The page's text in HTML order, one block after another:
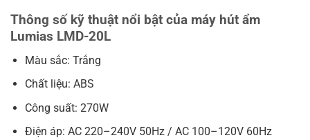
Thông số kỹ thuật nổi bật của máy hút ẩm
Lumias LMD-20L
Màu sắc: Trắng
Chất liệu: ABS
Công suất: 270W
Điện áp: AC 220–240V 50Hz / AC 100–120V 60Hz